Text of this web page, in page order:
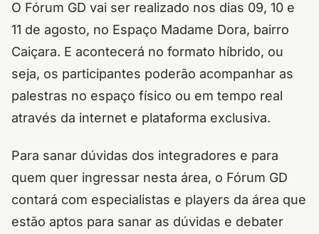
O Fórum GD vai ser realizado nos dias 09, 10 e
11 de agosto, no Espaço Madame Dora, bairro
Caiçara. E acontecerá no formato híbrido, ou
seja, os participantes poderão acompanhar as
palestras no espaço físico ou em tempo real
através da internet e plataforma exclusiva.
Para sanar dúvidas dos integradores e para
quem quer ingressar nesta área, o Fórum GD
contará com especialistas e players da área que
estão aptos para sanar as dúvidas e debater